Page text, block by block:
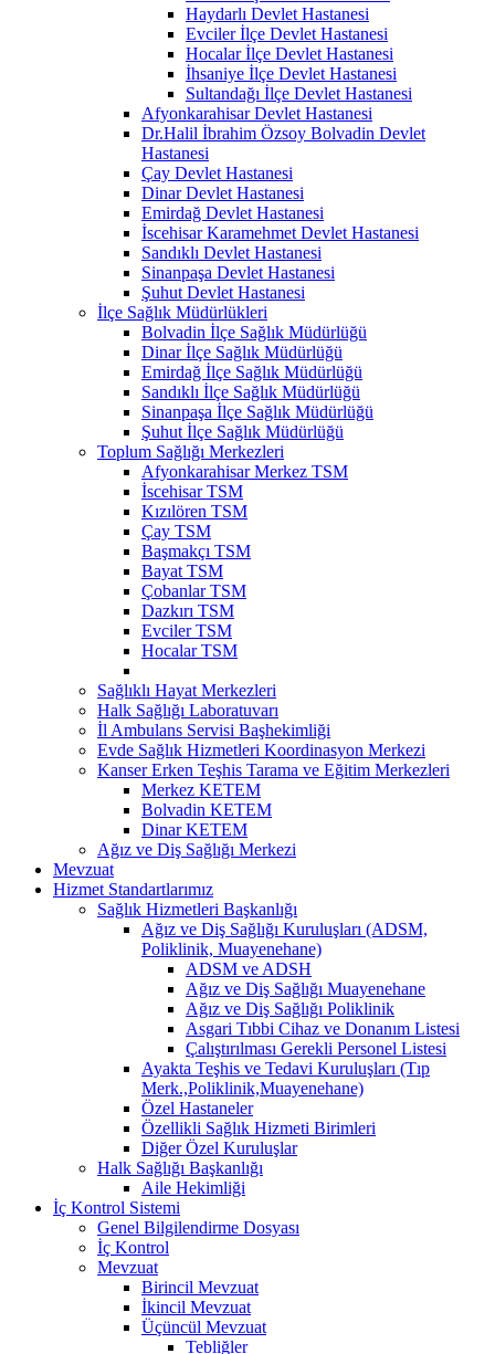
Haydarlı Devlet Hastanesi
Evciler İlçe Devlet Hastanesi
Hocalar İlçe Devlet Hastanesi
İhsaniye İlçe Devlet Hastanesi
Sultandağı İlçe Devlet Hastanesi
Afyonkarahisar Devlet Hastanesi
Dr.Halil İbrahim Özsoy Bolvadin Devlet
Hastanesi
Çay Devlet Hastanesi
Dinar Devlet Hastanesi
Emirdağ Devlet Hastanesi
İscehisar Karamehmet Devlet Hastanesi
Sandıklı Devlet Hastanesi
Sinanpaşa Devlet Hastanesi
Şuhut Devlet Hastanesi
İlçe Sağlık Müdürlükleri
Bolvadin İlçe Sağlık Müdürlüğü
Dinar İlçe Sağlık Müdürlüğü
Emirdağ İlçe Sağlık Müdürlüğü
Sandıklı İlçe Sağlık Müdürlüğü
Sinanpaşa İlçe Sağlık Müdürlüğü
Şuhut İlçe Sağlık Müdürlüğü
Toplum Sağlığı Merkezleri
Afyonkarahisar Merkez TSM
İscehisar TSM
Kızılören TSM
Çay TSM
Başmakçı TSM
Bayat TSM
Çobanlar TSM
Dazkırı TSM
Evciler TSM
Hocalar TSM
Sağlıklı Hayat Merkezleri
Halk Sağlığı Laboratuvarı
İl Ambulans Servisi Başhekimliği
Evde Sağlık Hizmetleri Koordinasyon Merkezi
Kanser Erken Teşhis Tarama ve Eğitim Merkezleri
Merkez KETEM
Bolvadin KETEM
Dinar KETEM
Ağız ve Diş Sağlığı Merkezi
Mevzuat
Hizmet Standartlarımız
Sağlık Hizmetleri Başkanlığı
Ağız ve Diş Sağlığı Kuruluşları (ADSM,
Poliklinik, Muayenehane)
ADSM ve ADSH
Ağız ve Diş Sağlığı Muayenehane
Ağız ve Diş Sağlığı Poliklinik
Asgari Tıbbi Cihaz ve Donanım Listesi
Çalıştırılması Gerekli Personel Listesi
Ayakta Teşhis ve Tedavi Kuruluşları (Tıp
Merk.,Poliklinik,Muayenehane)
Özel Hastaneler
Özellikli Sağlık Hizmeti Birimleri
Diğer Özel Kuruluşlar
Halk Sağlığı Başkanlığı
Aile Hekimliği
İç Kontrol Sistemi
Genel Bilgilendirme Dosyası
İç Kontrol
Mevzuat
Birincil Mevzuat
İkincil Mevzuat
Üçüncül Mevzuat
Tebliğler